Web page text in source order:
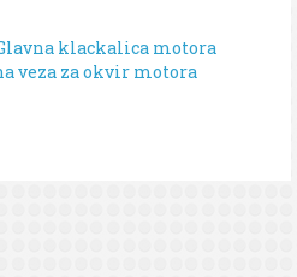
klackalica motora
veza za okvir motora